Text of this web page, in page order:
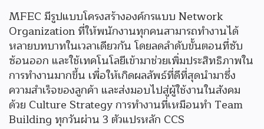
MFEC มีรูปแบบโครงสร้างองค์กรแบบ Network
Organization ที่ให้พนักงานทุกคนสามารถทำงานได้
หลายบทบาทในเวลาเดียวกัน โดยลดลำดับขั้นตอนที่ซับ
ซ้อนออก และใช้เทคโนโลยีเข้ามาช่วยเพิ่มประสิทธิภาพใน
การทำงานมากขึ้น เพื่อให้เกิดผลลัพธ์ที่ดีที่สุดนำมาซึ่ง
ความสำเร็จของลูกค้า และส่งมอบไปสู่ผู้ใช้งานในสังคม
ด้วย Culture Strategy การทำงานที่เหมือนทำ Team
Building ทุกวันผ่าน 3 ตัวแปรหลัก CCS